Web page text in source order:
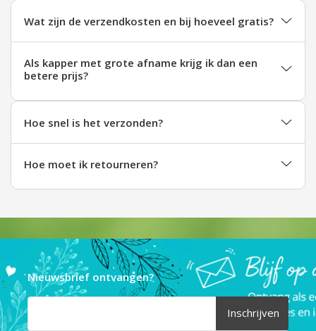
Wat zijn de verzendkosten en bij hoeveel gratis?
Als kapper met grote afname krijg ik dan een
betere prijs?
Hoe snel is het verzonden?
Hoe moet ik retourneren?
Nieuwsbrief ontvangen?
Inschrijven